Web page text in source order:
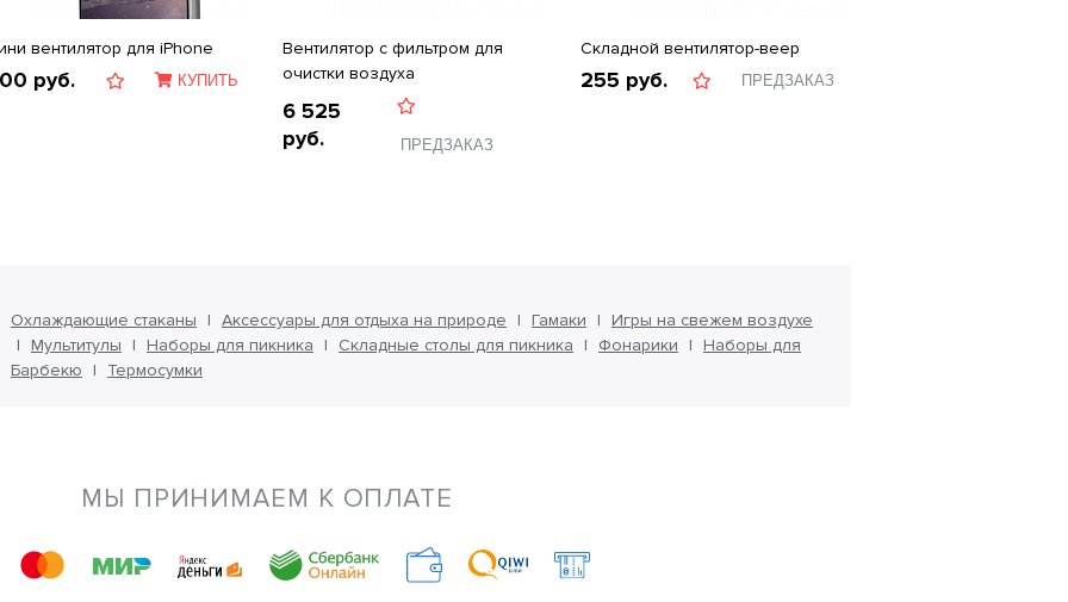
вентилятор для iPhone
руб. КУПИТЬ
Вентилятор с фильтром для
очистки воздуха
6 525
руб.
ПРЕДЗАКАЗ
Складной вентилятор-веер
255 руб. ПРЕДЗАКАЗ
Охлаждающие стаканы Аксессуары для отдыха на природе Гамаки
Игры на свежем воздухе
Мультитулы
Наборы для пикника Складные столы для пикника Фонарики
Наборы для
Барбекю
Термосумки
МЫ ПРИНИМАЕМ К ОПЛАТЕ